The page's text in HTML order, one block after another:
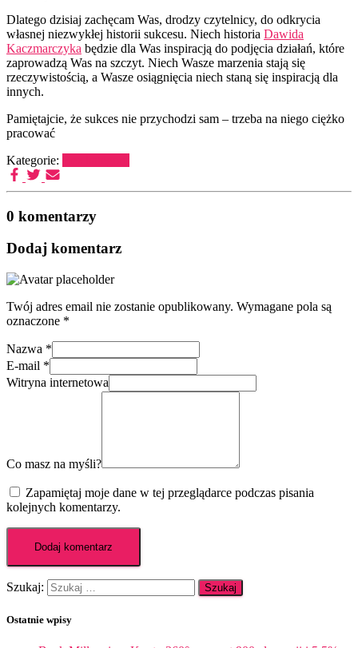
Dlatego dzisiaj zachęcam Was, drodzy czytelnicy, do odkrycia
własnej niezwykłej historii sukcesu. Niech historia Dawida
Kaczmarczyka będzie dla Was inspiracją do podjęcia działań, które
zaprowadzą Was na szczyt. Niech Wasze marzenia stają się
rzeczywistością, a Wasze osiągnięcia niech staną się inspiracją dla
innych.
Pamiętajcie, że sukces nie przychodzi sam – trzeba na niego ciężko
pracować
Kategorie:
0 komentarzy
Dodaj komentarz
Twój adres email nie zostanie opublikowany. Wymagane pola są
oznaczone *
Nazwa *
E-mail *
Witryna internetowa
Co masz na myśli?
Zapamiętaj moje dane w tej przeglądarce podczas pisania
kolejnych komentarzy.
Szukaj:
Ostatnie wpisy